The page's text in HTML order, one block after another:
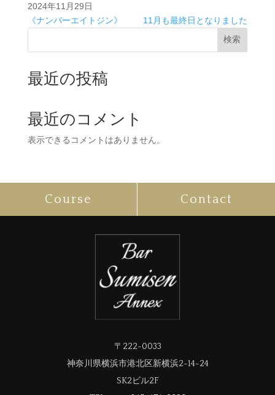
2024年11月29日
《ナンバーエイトジン》
11月も最終日となりました
検索
最近の投稿
最近のコメント
表示できるコメントはありません。
Course Contact
〒222-0033
神奈川県横浜市港北区新横浜2-14-24
SK2ビル2F